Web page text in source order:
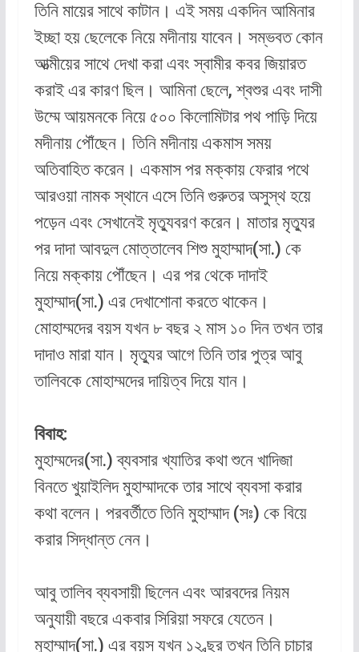
তিনি মায়ের সাথে কাটান। এই সময় একদিন আমিনার
ইচ্ছা হয় ছেলেকে নিয়ে মদীনায় যাবেন। সম্ভবত কোন
আত্মীয়ের সাথে দেখা করা এবং স্বামীর কবর জিয়ারত
করাই এর কারণ ছিল। আমিনা ছেলে, শ্বশুর এবং দাসী
উম্মে আয়মনকে নিয়ে ৫০০ কিলোমিটার পথ পাড়ি দিয়ে
মদীনায় পৌঁছেন। তিনি মদীনায় একমাস সময়
অতিবাহিত করেন। একমাস পর মক্কায় ফেরার পথে
আরওয়া নামক স্থানে এসে তিনি গুরুতর অসুস্থ হয়ে
পড়েন এবং সেখানেই মৃত্যুবরণ করেন। মাতার মৃত্যুর
পর দাদা আবদুল মোত্তালেব শিশু মুহাম্মাদ(সা.) কে
নিয়ে মক্কায় পৌঁছেন। এর পর থেকে দাদাই
মুহাম্মাদ(সা.) এর দেখাশোনা করতে থাকেন।
মোহাম্মদের বয়স যখন ৮ বছর ২ মাস ১০ দিন তখন তার
দাদাও মারা যান। মৃত্যুর আগে তিনি তার পুত্র আবু
তালিবকে মোহাম্মদের দায়িত্ব দিয়ে যান।
বিবাহ:
মুহাম্মদের(সা.) ব্যবসার খ্যাতির কথা শুনে খাদিজা
বিনতে খুয়াইলিদ মুহাম্মাদকে তার সাথে ব্যবসা করার
কথা বলেন। পরবর্তীতে তিনি মুহাম্মাদ (সঃ) কে বিয়ে
করার সিদ্ধান্ত নেন।
আবু তালিব ব্যবসায়ী ছিলেন এবং আরবদের নিয়ম
অনুযায়ী বছরে একবার সিরিয়া সফরে যেতেন।
মুহাম্মাদ(সা.) এর বয়স যখন ১২ ব্ছর তখন তিনি চাচার